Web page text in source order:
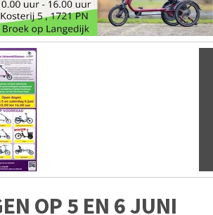
OP 5 EN 6 JUNI